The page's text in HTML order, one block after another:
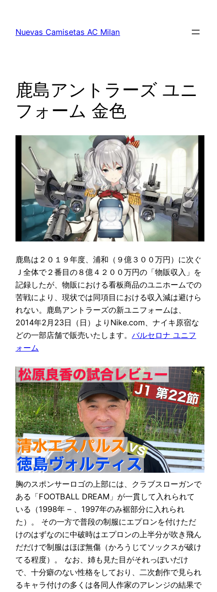
contenido
Nuevas Camisetas AC Milan
鹿島アントラーズ ユニ
フォーム 金色
鹿島は２０１９年度、浦和（９億３００万円）に次ぐ
Ｊ全体で２番目の８億４２００万円の「物販収入」を
記録したが、物販における看板商品のユニホームでの
苦戦により、現状では同項目における収入減は避けら
れない。鹿島アントラーズの新ユニフォームは、
2014年2月23日（日）よりNike.com、ナイキ原宿な
どの一部店舗で販売いたします。 バルセロナ ユニフ
ォーム
胸のスポンサーロゴの上部には、クラブスローガンで
ある「FOOTBALL DREAM」が一貫して入れられて
いる（1998年 – 、1997年のみ裾部分に入れられ
た）。 その一方で普段の制服にエプロンを付けただ
けのはずなのに中破時はエプロンの上半分が吹き飛ん
だだけで制服はほぼ無傷（かろうじてソックスが破け
てる程度）。 なお、姉も見た目がそれっぽいだけ
で、十分癖のない性格をしており、二次創作で見られ
るキャラ付けの多くは各同人作家のアレンジの結果で